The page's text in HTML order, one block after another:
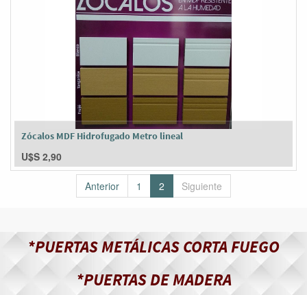
Zócalos MDF Hidrofugado Metro lineal
U$S 2,90
Anterior 1 2 Siguiente
*PUERTAS METÁLICAS CORTA FUEGO
*PUERTAS DE MADERA